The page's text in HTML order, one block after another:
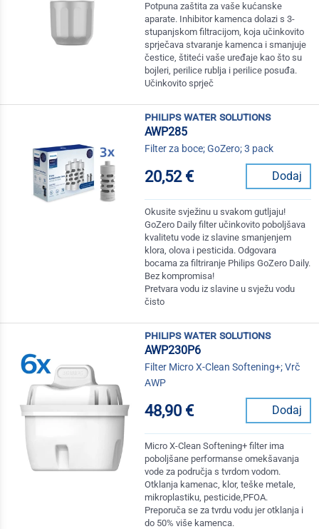
Potpuna zaštita za vaše kućanske
aparate. Inhibitor kamenca dolazi s 3-
stupanjskom filtracijom, koja učinkovito
sprječava stvaranje kamenca i smanjuje
čestice, štiteći vaše uređaje kao što su
bojleri, perilice rublja i perilice posuđa.
Učinkovito sprječ
philips water solutions
AWP285
Filter za boce; GoZero; 3 pack
20,52 € Dodaj
Okusite svježinu u svakom gutljaju!
GoZero Daily filter učinkovito poboljšava
kvalitetu vode iz slavine smanjenjem
klora, olova i pesticida. Odgovara
bocama za filtriranje Philips GoZero Daily.
Bez kompromisa!
Pretvara vodu iz slavine u svježu vodu
čisto
philips water solutions
AWP230P6
Filter Micro X-Clean Softening+; Vrč
AWP
48,90 € Dodaj
Micro X-Clean Softening+ filter ima
poboljšane performanse omekšavanja
vode za područja s tvrdom vodom.
Otklanja kamenac, klor, teške metale,
mikroplastiku, pesticide,PFOA.
Preporuča se za tvrdu vodu jer otklanja i
do 50% više kamenca.